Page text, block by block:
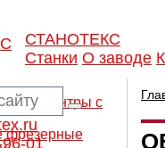
СТАНОТЕКС
Станки О заводе
01
центры с
фрезерные